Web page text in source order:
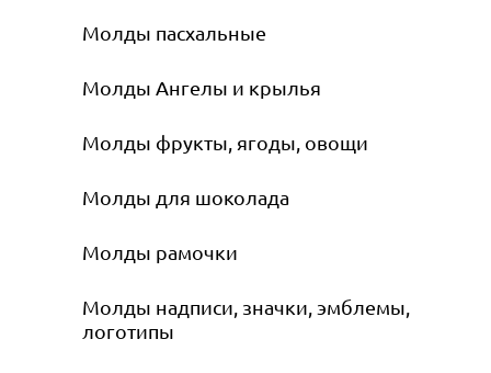
Молды пасхальные
Молды Ангелы и крылья
Молды фрукты, ягоды, овощи
Молды для шоколада
Молды рамочки
Молды надписи, значки, эмблемы,
логотипы